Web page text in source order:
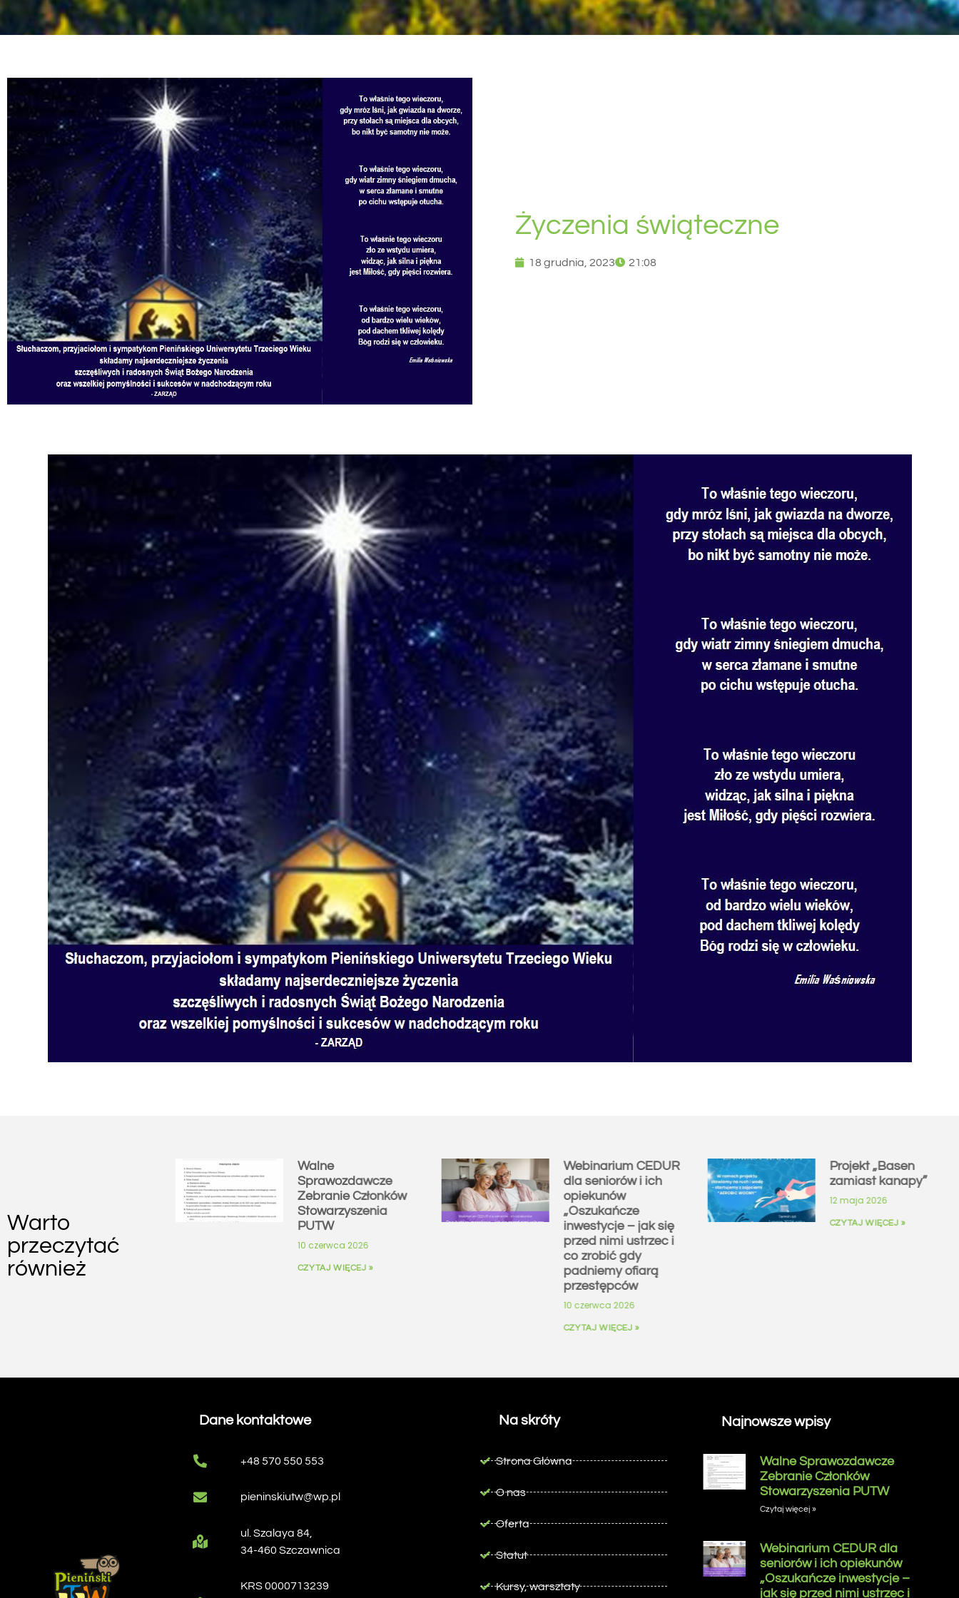
Życzenia świąteczne
18 grudnia, 2023 21:08
Warto
przeczytać
również
Walne
Sprawozdawcze
Zebranie Członków
Stowarzyszenia
PUTW
10 czerwca 2026
CZYTAJ WIĘCEJ »
Webinarium CEDUR
dla seniorów i ich
opiekunów
„Oszukańcze
inwestycje – jak się
przed nimi ustrzec i
co zrobić gdy
padniemy ofiarą
przestępców
10 czerwca 2026
CZYTAJ WIĘCEJ »
Projekt „Basen
zamiast kanapy”
12 maja 2026
CZYTAJ WIĘCEJ »
Dane kontaktowe
+48 570 550 553
pieninskiutw@wp.pl
ul. Szalaya 84,
34-460 Szczawnica
KRS 0000713239
Na skróty
Strona Główna
O nas
Oferta
Statut
Kursy, warsztaty
Najnowsze wpisy
Walne Sprawozdawcze
Zebranie Członków
Stowarzyszenia PUTW
Czytaj więcej »
Webinarium CEDUR dla
seniorów i ich opiekunów
„Oszukańcze inwestycje –
jak się przed nimi ustrzec i